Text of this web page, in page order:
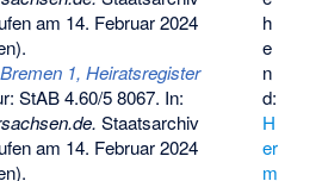
h
e
n
d:
H
er
m
am 14. Februar 2024
1, Heiratsregister
StAB 4.60/5 8067. In:
Staatsarchiv
am 14. Februar 2024